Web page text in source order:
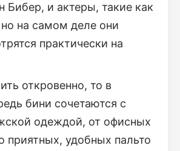
Бибер, и актеры, такие как
на самом деле они
практически на
откровенно, то в
бини сочетаются с
одеждой, от офисных
приятных, удобных пальто